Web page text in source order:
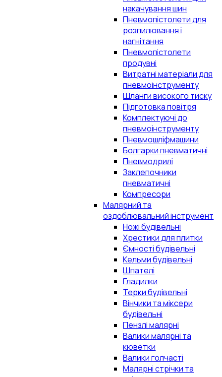
накачування шин
Пневмопістолети для
розпилювання і
нагнітання
Пневмопістолети
продувні
Витратні матеріали для
пневмоінструменту
Шланги високого тиску
Підготовка повітря
Комплектуючі до
пневмоінструменту
Пневмошліфмашини
Болгарки пневматичні
Пневмодрилі
Заклепочники
пневматичні
Компресори
Малярний та
оздоблювальний інструмент
Ножі будівельні
Хрестики для плитки
Ємності будівельні
Кельми будівельні
Шпателі
Гладилки
Терки будівельні
Вінчики та міксери
будівельні
Пензлі малярні
Валики малярні та
кюветки
Валики голчасті
Малярні стрічки та